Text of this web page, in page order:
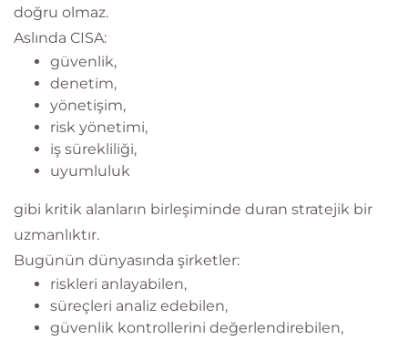
doğru olmaz.
Aslında CISA:
güvenlik,
denetim,
yönetişim,
risk yönetimi,
iş sürekliliği,
uyumluluk
gibi kritik alanların birleşiminde duran stratejik bir
uzmanlıktır.
Bugünün dünyasında şirketler:
riskleri anlayabilen,
süreçleri analiz edebilen,
güvenlik kontrollerini değerlendirebilen,